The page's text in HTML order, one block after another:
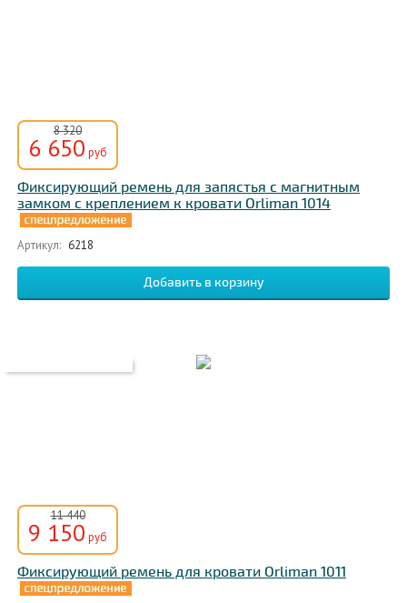
8 320
6 650 руб
Фиксирующий ремень для запястья с магнитным
замком с креплением к кровати Orliman 1014
Артикул: 6218
11 440
9 150 руб
Фиксирующий ремень для кровати Orliman 1011